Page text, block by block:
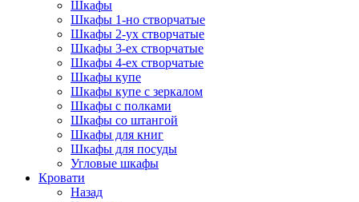
Шкафы
Шкафы 1-но створчатые
Шкафы 2-ух створчатые
Шкафы 3-ех створчатые
Шкафы 4-ех створчатые
Шкафы купе
Шкафы купе с зеркалом
Шкафы с полками
Шкафы со штангой
Шкафы для книг
Шкафы для посуды
Угловые шкафы
Кровати
Назад